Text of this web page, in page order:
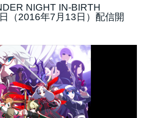
NIGHT IN-BIRTH
（2016年7月13日）配信開